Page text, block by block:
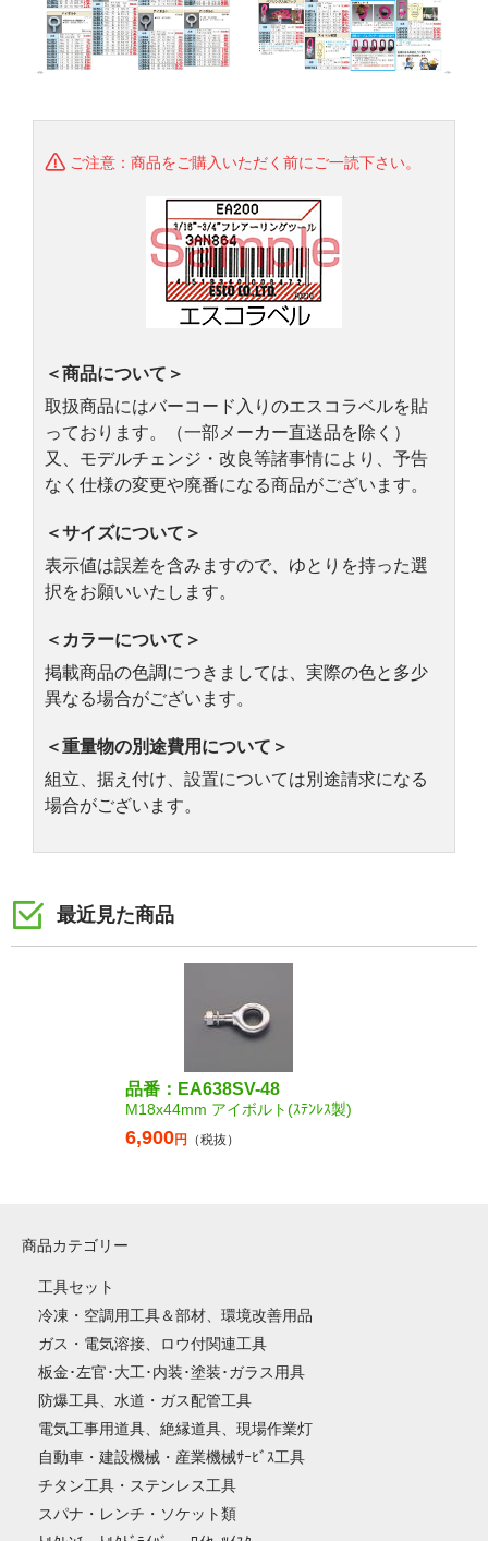
ご注意：商品をご購入いただく前にご一読下さい。
＜商品について＞
取扱商品にはバーコード入りのエスコラベルを貼
っております。（一部メーカー直送品を除く）
又、モデルチェンジ・改良等諸事情により、予告
なく仕様の変更や廃番になる商品がございます。
＜サイズについて＞
表示値は誤差を含みますので、ゆとりを持った選
択をお願いいたします。
＜カラーについて＞
掲載商品の色調につきましては、実際の色と多少
異なる場合がございます。
＜重量物の別途費用について＞
組立、据え付け、設置については別途請求になる
場合がございます。
最近見た商品
品番：EA638SV-48
M18x44mm アイボルト(ｽﾃﾝﾚｽ製)
6,900円 （税抜）
商品カテゴリー
工具セット
冷凍・空調用工具＆部材、環境改善用品
ガス・電気溶接、ロウ付関連工具
板金･左官･大工･内装･塗装･ガラス用具
防爆工具、水道・ガス配管工具
電気工事用道具、絶縁道具、現場作業灯
自動車・建設機械・産業機械ｻｰﾋﾞｽ工具
チタン工具・ステンレス工具
スパナ・レンチ・ソケット類